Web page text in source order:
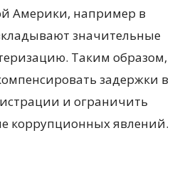
Америки, например в
значительные
Таким образом,
задержки в
и ограничить
коррупционных явлений.